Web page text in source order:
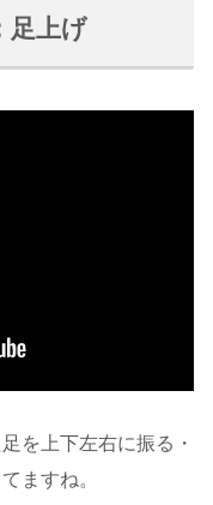
足上げ
を上下左右に振る・
ますね。